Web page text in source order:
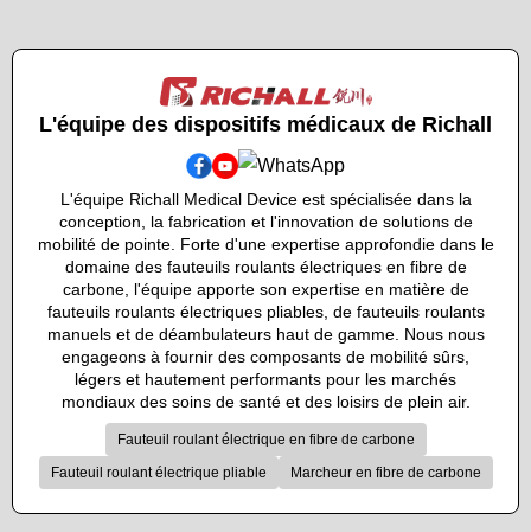
L'équipe des dispositifs médicaux de Richall
L'équipe Richall Medical Device est spécialisée dans la
conception, la fabrication et l'innovation de solutions de
mobilité de pointe. Forte d'une expertise approfondie dans le
domaine des fauteuils roulants électriques en fibre de
carbone, l'équipe apporte son expertise en matière de
fauteuils roulants électriques pliables, de fauteuils roulants
manuels et de déambulateurs haut de gamme. Nous nous
engageons à fournir des composants de mobilité sûrs,
légers et hautement performants pour les marchés
mondiaux des soins de santé et des loisirs de plein air.
Fauteuil roulant électrique en fibre de carbone
Fauteuil roulant électrique pliable
Marcheur en fibre de carbone